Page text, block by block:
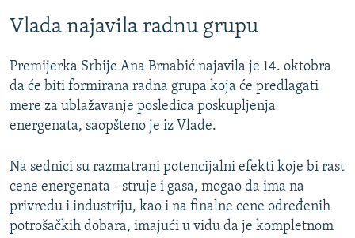
Vlada najavila radnu grupu
Premijerka Srbije Ana Brnabić najavila je 14. oktobra
da će biti formirana radna grupa koja će predlagati
mere za ublažavanje posledica poskupljenja
energenata, saopšteno je iz Vlade.
Na sednici su razmatrani potencijalni efekti koje bi rast
cene energenata - struje i gasa, mogao da ima na
privredu i industriju, kao i na finalne cene određenih
potrošačkih dobara, imajući u vidu da je kompletnom